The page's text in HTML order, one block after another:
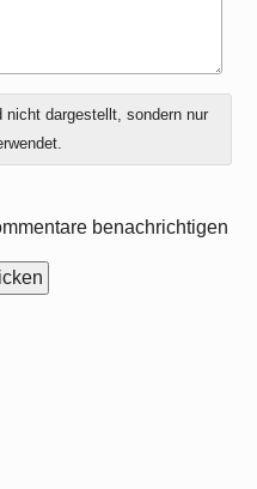
nicht dargestellt, sondern nur
benachrichtigen